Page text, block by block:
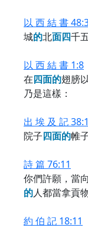
以 西 結 書
城的北面四千
以 西 結 書 1:8
在四面的翅膀
乃是這樣：
出 埃 及 記
院子四面的帷
詩 篇 76:11
你們許願，當
的人都當拿貢
約 伯 記 18:11